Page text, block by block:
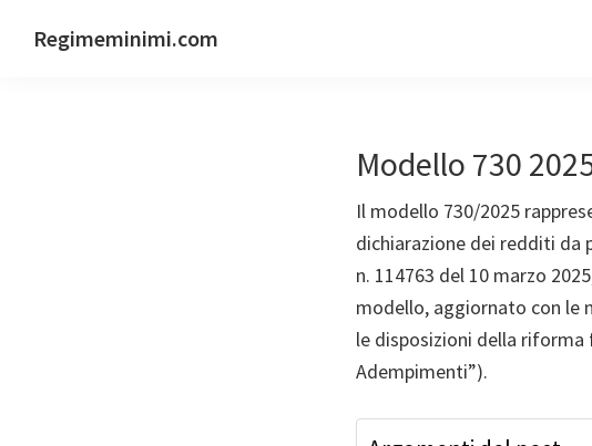
Regimeminimi.com
Modello 730
Il modello 730/2025
dichiarazione dei redditi da
n. 114763 del 10 marzo
modello, aggiornato con le
le disposizioni della
Adempimenti”).